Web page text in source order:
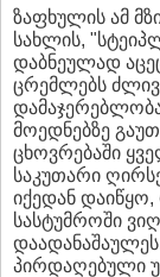
ზაფხულის ამ
სახლის,
დაბნეულად
ცრემლებს
მოედნებზე
ცხოვრებაში
საკუთარი
იქედან
სასტუმროში
პირდაღებული